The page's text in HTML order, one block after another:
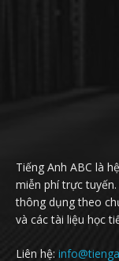
Tiếng Anh ABC là
miễn phí trực
thông dụng theo
và các tài liệu học
Liên hệ: